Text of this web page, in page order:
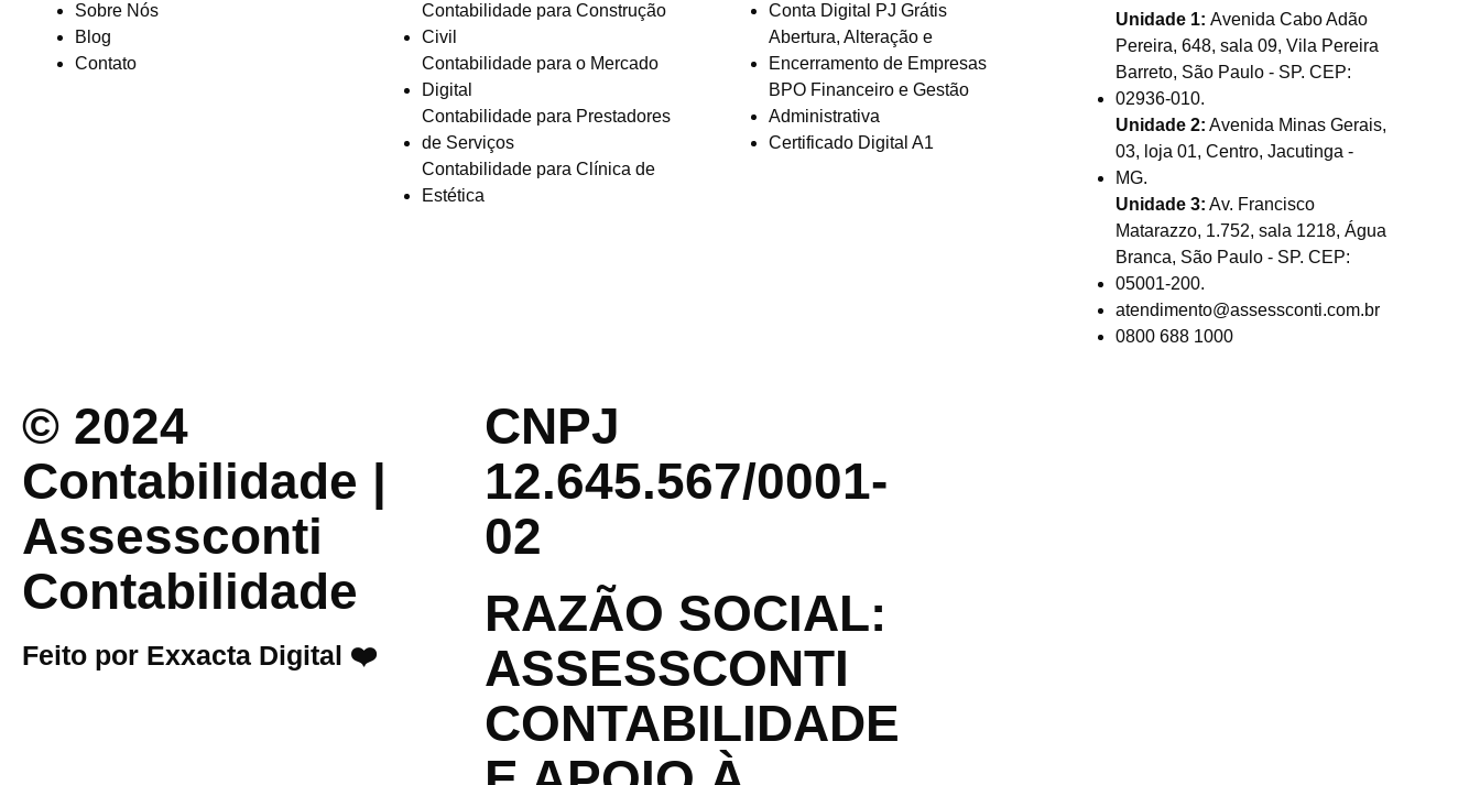
Sobre Nós
Blog
Contato
Contabilidade para Construção
Civil
Contabilidade para o Mercado
Digital
Contabilidade para Prestadores
de Serviços
Contabilidade para Clínica de
Estética
Conta Digital PJ Grátis
Abertura, Alteração e
Encerramento de Empresas
BPO Financeiro e Gestão
Administrativa
Certificado Digital A1
Unidade 1: Avenida Cabo Adão
Pereira, 648, sala 09, Vila Pereira
Barreto, São Paulo - SP. CEP:
02936-010.
Unidade 2: Avenida Minas Gerais,
03, loja 01, Centro, Jacutinga -
MG.
Unidade 3: Av. Francisco
Matarazzo, 1.752, sala 1218, Água
Branca, São Paulo - SP. CEP:
05001-200.
atendimento@assessconti.com.br
0800 688 1000
© 2024
Contabilidade |
Assessconti
Contabilidade
Feito por Exxacta Digital ❤️
CNPJ
12.645.567/0001-
02
RAZÃO SOCIAL:
ASSESSCONTI
CONTABILIDADE